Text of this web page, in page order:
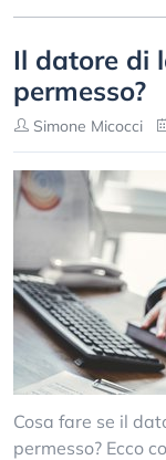
Il datore di
permesso?
Simone Micocci
Cosa fare se il
permesso? Ecco